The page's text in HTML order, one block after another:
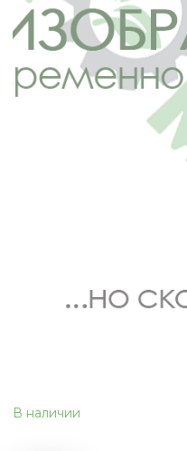
В наличии